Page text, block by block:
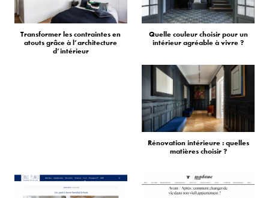
Transformer les contraintes en
atouts grâce à l’architecture
d’intérieur
Quelle couleur choisir pour un
intérieur agréable à vivre ?
Rénovation intérieure : quelles
matières choisir ?